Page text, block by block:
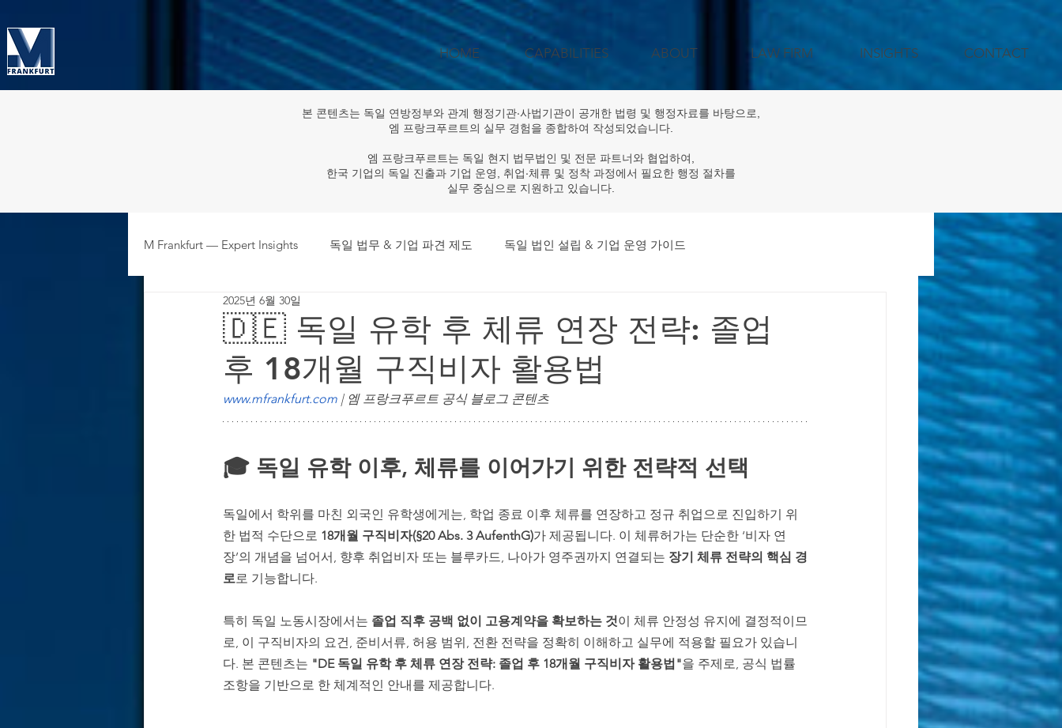
HOME CAPABILITIES ABOUT LAW FIRM INSIGHTS CONTACT
본 콘텐츠는 독일 연방정부와 관계 행정기관·사법기관이 공개한 법령 및 행정자료를 바탕으로,
엠 프랑크푸르트의 실무 경험을 종합하여 작성되었습니다.
엠 프랑크푸르트는 독일 현지 법무법인 및 전문 파트너와 협업하여,
한국 기업의 독일 진출과 기업 운영, 취업·체류 및 정착 과정에서 필요한 행정 절차를
실무 중심으로 지원하고 있습니다.
M Frankfurt — Expert Insights 독일 법무 & 기업 파견 제도 독일 법인 설립 & 기업 운영 가이드
주재원·파견인 HR & 노동 규정
독일 경제·산업 & 기업 환경 분석 독일 정착 행정 & 주재원 가족 지원 주재원 자녀 교육 & 독일 학제 가이드
🇩🇪 독일 유학 후 체류 연장 전략: 졸업
후 18개월 구직비자 활용법
2025년 6월 30일
www.mfrankfurt.com | 엠 프랑크푸르트 공식 블로그 콘텐츠
🎓 독일 유학 이후, 체류를 이어가기 위한 전략적 선택
독일에서 학위를 마친 외국인 유학생에게는, 학업 종료 이후 체류를 연장하고 정규 취업으로 진입하기 위
한 법적 수단으로 18개월 구직비자(§20 Abs. 3 AufenthG)가 제공됩니다. 이 체류허가는 단순한 ‘비자 연
장’의 개념을 넘어서, 향후 취업비자 또는 블루카드, 나아가 영주권까지 연결되는 장기 체류 전략의 핵심 경
로로 기능합니다.
특히 독일 노동시장에서는 졸업 직후 공백 없이 고용계약을 확보하는 것이 체류 안정성 유지에 결정적이므
로, 이 구직비자의 요건, 준비서류, 허용 범위, 전환 전략을 정확히 이해하고 실무에 적용할 필요가 있습니
다. 본 콘텐츠는 "DE 독일 유학 후 체류 연장 전략: 졸업 후 18개월 구직비자 활용법"을 주제로, 공식 법률
조항을 기반으로 한 체계적인 안내를 제공합니다.